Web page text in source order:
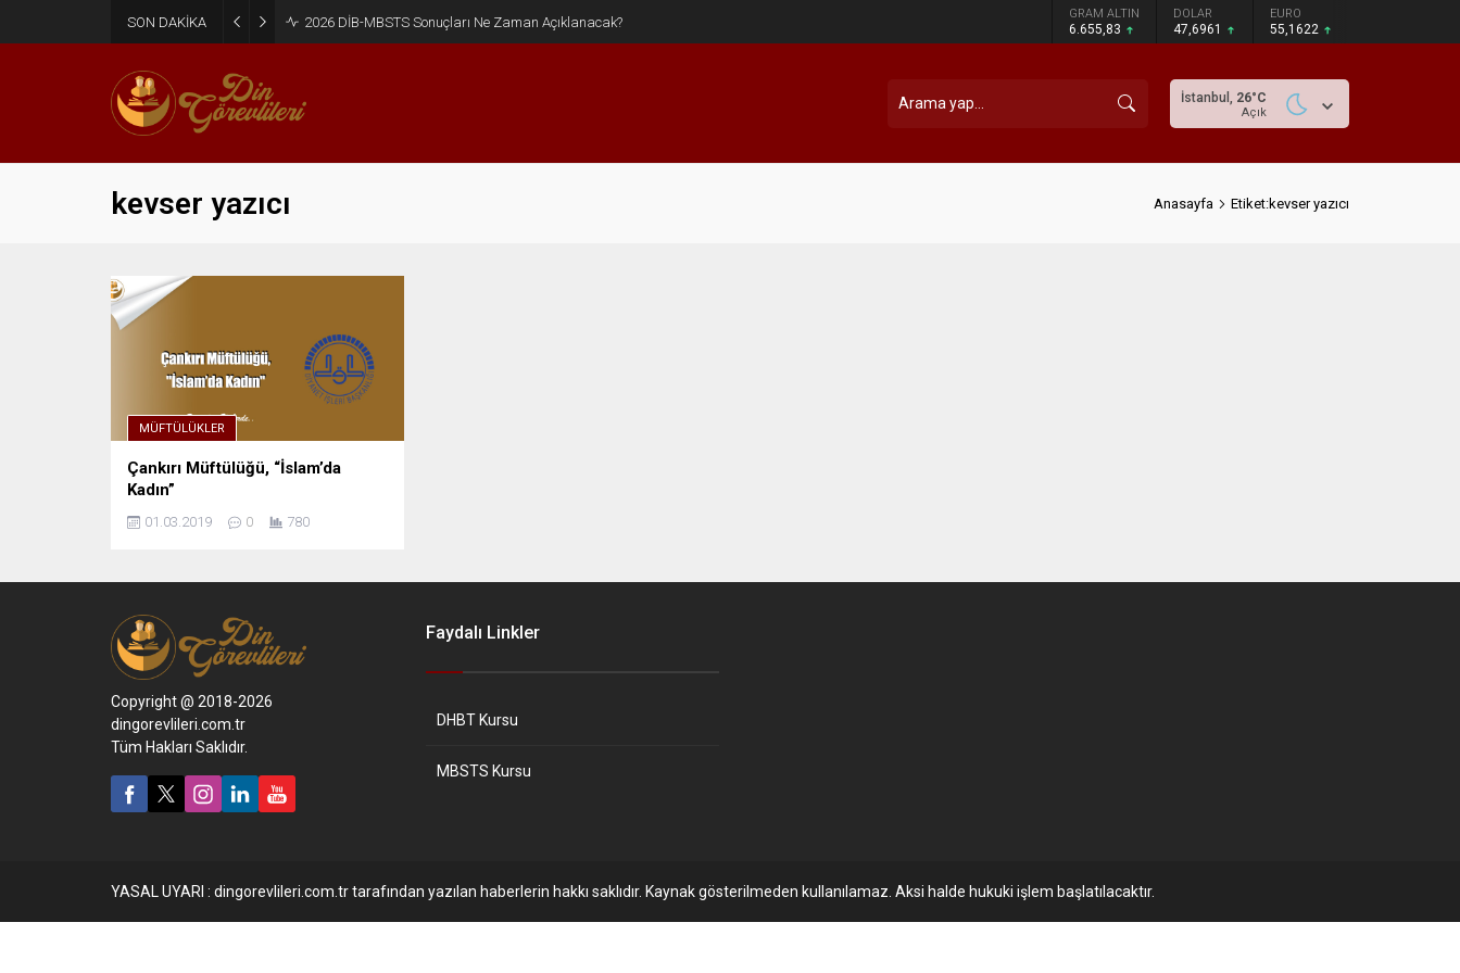
SON DAKİKA 2026 DİB-MBSTS Ne Zaman? GRAM ALTIN
6.655,83
DOLAR
47,6961
EURO
55,1622
İstanbul, 26°C
Açık
kevser yazıcı Anasayfa Etiket:kevser yazıcı
MÜFTÜLÜKLER
Çankırı Müftülüğü, “İslam’da
Kadın”
01.03.2019 0 780
Copyright @ 2018-2026
dingorevlileri.com.tr
Tüm Hakları Saklıdır.
Faydalı Linkler
DHBT Kursu
MBSTS Kursu
YASAL UYARI : dingorevlileri.com.tr tarafından yazılan haberlerin hakkı saklıdır. Kaynak gösterilmeden kullanılamaz. Aksi halde hukuki işlem başlatılacaktır.